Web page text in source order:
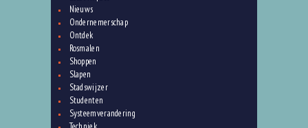
Nieuws
Ondernemerschap
Ontdek
Rosmalen
Shoppen
Slapen
Stadswijzer
Studenten
Systeemverandering